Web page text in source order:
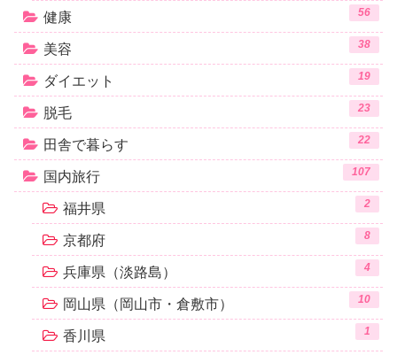
健康 56
美容 38
ダイエット 19
脱毛 23
田舎で暮らす 22
国内旅行 107
福井県 2
京都府 8
兵庫県（淡路島） 4
岡山県（岡山市・倉敷市） 10
香川県 1